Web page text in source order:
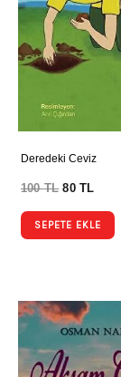
Deredeki Ceviz
100TL 80TL
SEPETE EKLE